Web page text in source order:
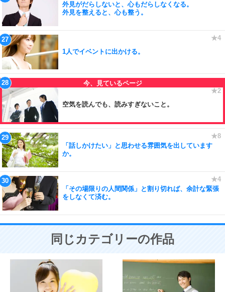
外見がだらしないと、心もだらしなくなる。
外見を整えると、心も整う。
1人でイベントに出かける。
空気を読んでも、読みすぎないこと。
「話しかけたい」と思わせる雰囲気を出しています
か。
「その場限りの人間関係」と割り切れば、余計な緊張
をしなくて済む。
同じカテゴリーの作品